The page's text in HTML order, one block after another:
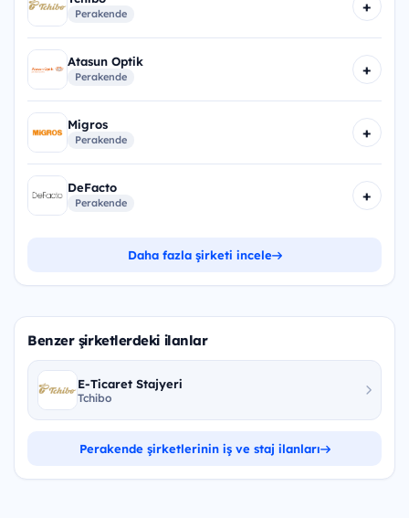
Perakende +
Atasun Optik
Perakende +
Migros
Perakende +
DeFacto
Perakende +
Daha fazla şirketi incele
Benzer şirketlerdeki ilanlar
E-Ticaret Stajyeri
Tchibo
Perakende şirketlerinin iş ve staj ilanları